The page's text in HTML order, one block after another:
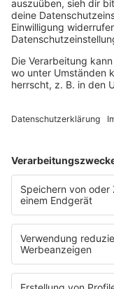
Neue Musik,
Südafrika und
Konzerte: Der
Album ein
Pro-Event Entertainment